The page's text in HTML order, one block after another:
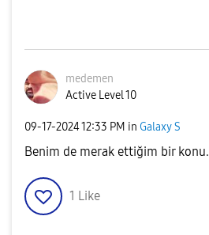
medemen
Active Level 10
‎09-17-202412:33 PM in Galaxy S
Benim de merak ettiğim bir konu.
1 Like